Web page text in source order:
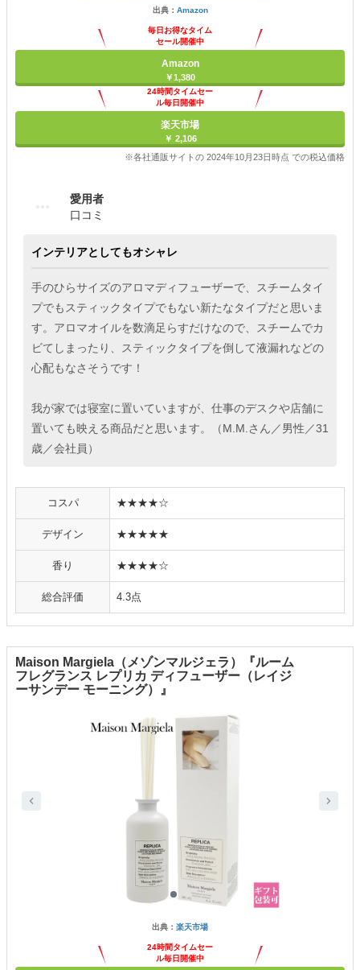
出典： Amazon
毎日お得なタイム
セール開催中
Amazon
￥1,380
24時間タイムセー
ル毎日開催中
楽天市場
￥ 2,106
※各社通販サイトの 2024年10月23日時点 での税込価格
愛用者
口コミ
インテリアとしてもオシャレ
手のひらサイズのアロマディフューザーで、スチームタイ
プでもスティックタイプでもない新たなタイプだと思いま
す。アロマオイルを数滴足らすだけなので、スチームでカ
ビてしまったり、スティックタイプを倒して液漏れなどの
心配もなさそうです！
我が家では寝室に置いていますが、仕事のデスクや店舗に
置いても映える商品だと思います。（M.M.さん／男性／31
歳／会社員）
コスパ ★★★★☆
デザイン ★★★★★
香り ★★★★☆
総合評価 4.3点
Maison Margiela（メゾンマルジェラ）『ルーム
フレグランス レプリカ ディフューザー（レイジ
ーサンデー モーニング）』
出典： 楽天市場
24時間タイムセー
ル毎日開催中